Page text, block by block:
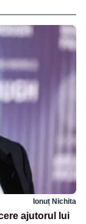
Ionuț Nichita
ajutorul lui